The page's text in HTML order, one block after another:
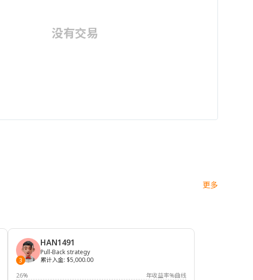
没有交易
更多
3
HAN1491
Pull-Back strategy
累计入金: $5,000.00
26%
年收益率%曲线